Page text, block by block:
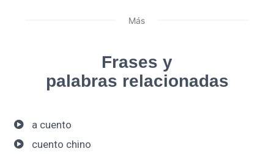
Más
Frases y
palabras relacionadas
a cuento
cuento chino